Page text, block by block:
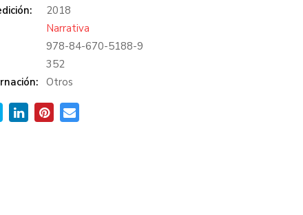
2018
Narrativa
978-84-670-5188-9
352
Otros